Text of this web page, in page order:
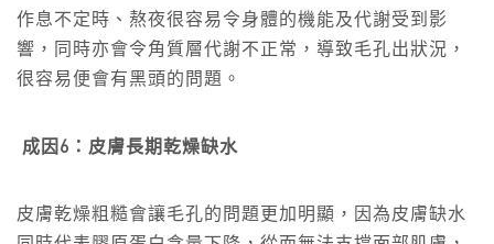
作息不定時、熬夜很容易令身體的機能及代謝受到影
響，同時亦會令角質層代謝不正常，導致毛孔出狀況，
很容易便會有黑頭的問題。
成因6：皮膚長期乾燥缺水
皮膚乾燥粗糙會讓毛孔的問題更加明顯，因為皮膚缺水